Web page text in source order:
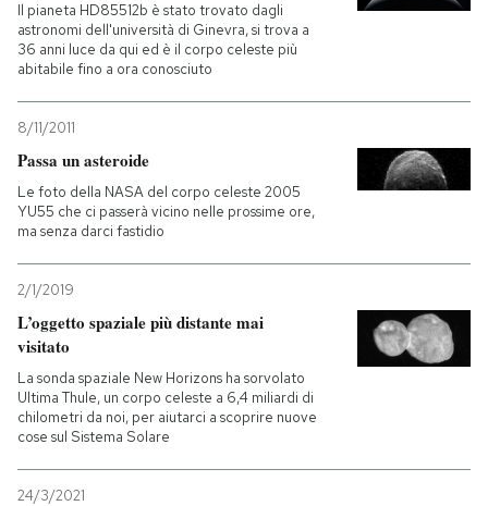
I MIEI PREFERITI
SHOP
CALENDARIO
AREA PERSONALE
Entra
Il pianeta HD85512b è stato trovato dagli
astronomi dell'università di Ginevra, si trova a
36 anni luce da qui ed è il corpo celeste più
abitabile fino a ora conosciuto
8/11/2011
Passa un asteroide
Le foto della NASA del corpo celeste 2005
YU55 che ci passerà vicino nelle prossime ore,
ma senza darci fastidio
2/1/2019
L’oggetto spaziale più distante mai
visitato
La sonda spaziale New Horizons ha sorvolato
Ultima Thule, un corpo celeste a 6,4 miliardi di
chilometri da noi, per aiutarci a scoprire nuove
cose sul Sistema Solare
24/3/2021